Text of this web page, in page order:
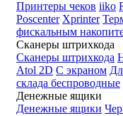
Принтеры чеков iiko
Poscenter Xprinter
фискальным
Сканеры штрихкода
Сканеры штрихкода
Atol 2D С экраном
склада беспроводные
Денежные ящики
Денежные ящики